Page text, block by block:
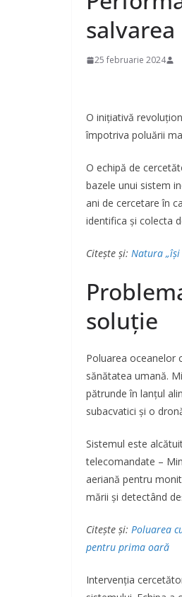
25 februarie 2024
O inițiativă
împotriva poluării
O echipă de
bazele unui sistem
ani de cercetare în
identifica și colecta
Citește și: Natura
soluție
Poluarea oceanelor
sănătatea umană.
pătrunde în lanțul
subacvatici și o
Sistemul este
telecomandate –
aeriană pentru
mării și detectând
Citește și: Poluarea
pentru prima oară
Intervenția